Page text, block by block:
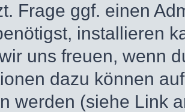
Frage ggf. einen
installieren
uns freuen, wenn
dazu können
werden (siehe Link